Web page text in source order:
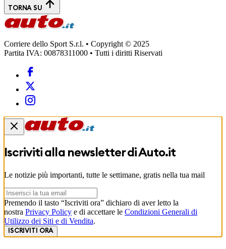
TORNA SU
Corriere dello Sport S.r.l. • Copyright © 2025
Partita IVA: 00878311000 • Tutti i diritti Riservati
Iscriviti alla newsletter diAuto.it
Le notizie più importanti, tutte le settimane, gratis nella tua mail
Premendo il tasto “Iscriviti ora” dichiaro di aver letto la
nostra Privacy Policy e di accettare le Condizioni Generali di
Utilizzo dei Siti e di Vendita.
ISCRIVITI ORA